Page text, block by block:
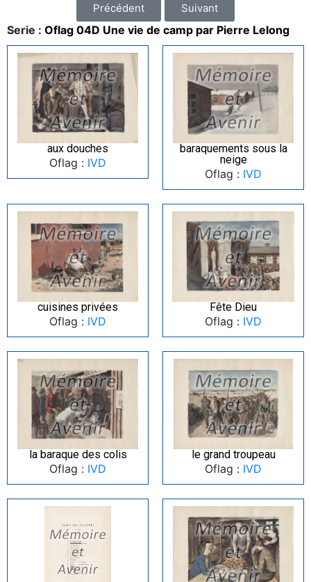
Précédent Suivant
Serie : Oflag 04D Une vie de camp par Pierre Lelong
aux douches
Oflag : IVD
baraquements sous la
neige
Oflag : IVD
cuisines privées
Oflag : IVD
Fête Dieu
Oflag : IVD
la baraque des colis
Oflag : IVD
le grand troupeau
Oflag : IVD